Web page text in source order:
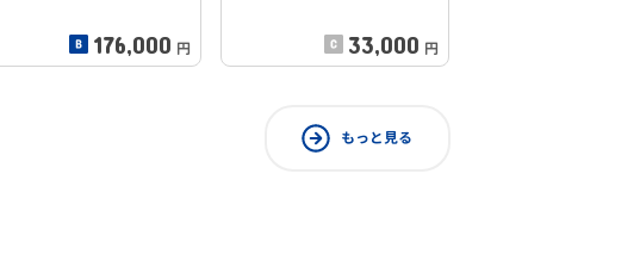
176,000 円 33,000 円
もっと見る